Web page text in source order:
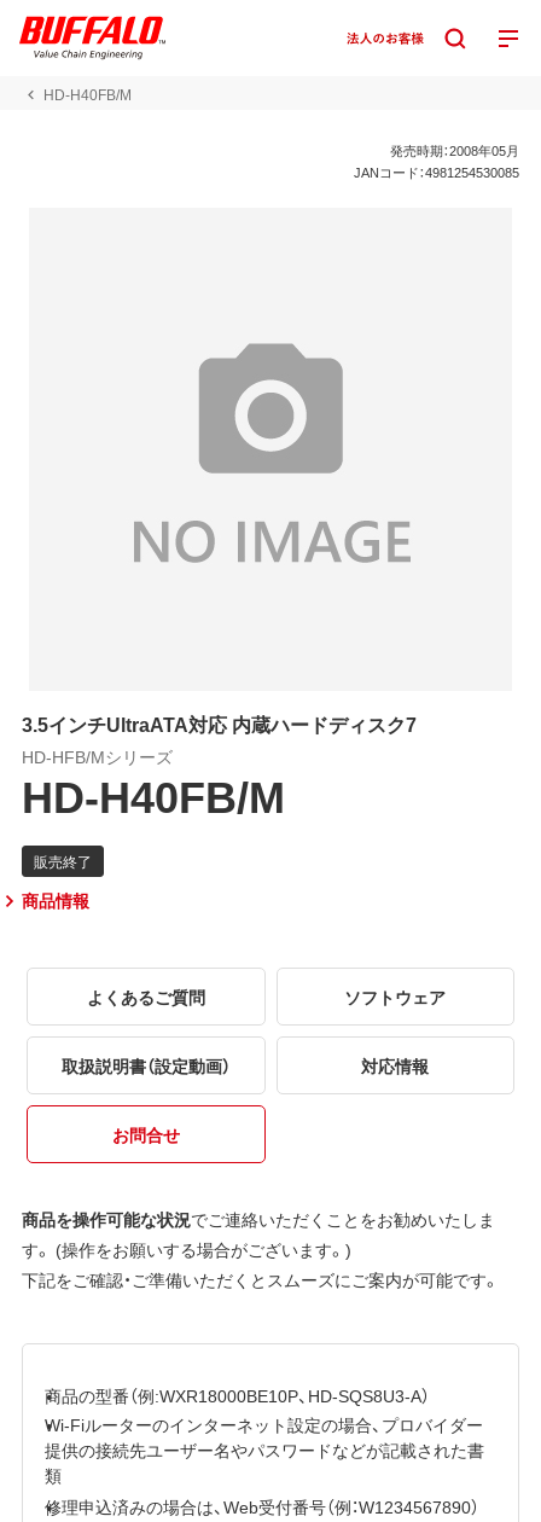
HD-H40FB/M
発売時期：2008年05月
JANコード：4981254530085
3.5インチUltraATA対応 内蔵ハードディスク7
HD-HFB/Mシリーズ
HD-H40FB/M
商品情報
よくあるご質問 ソフトウェア
取扱説明書（設定動画） 対応情報
お問合せ
商品を操作可能な状況でご連絡いただくことをお勧めいたしま
す。 (操作をお願いする場合がございます。)
下記をご確認・ご準備いただくとスムーズにご案内が可能です。
商品の型番（例:WXR18000BE10P、HD-SQS8U3-A）
Wi-Fiルーターのインターネット設定の場合、プロバイダー
提供の接続先ユーザー名やパスワードなどが記載された書
類
修理申込済みの場合は、Web受付番号（例：W1234567890）